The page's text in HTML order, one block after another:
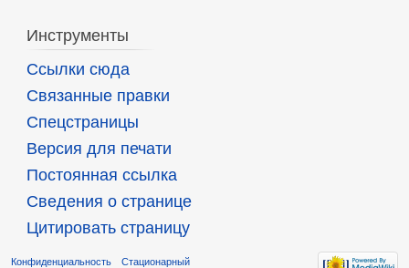
Инструменты
Ссылки сюда
Связанные правки
Спецстраницы
Версия для печати
Постоянная ссылка
Сведения о странице
Цитировать страницу
Конфиденциальность Стационарный